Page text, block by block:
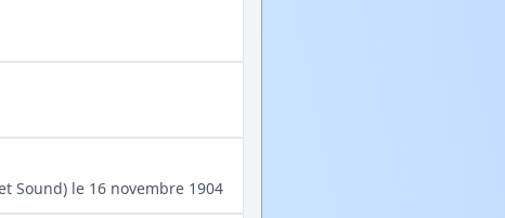
Sound) le 16 novembre 1904